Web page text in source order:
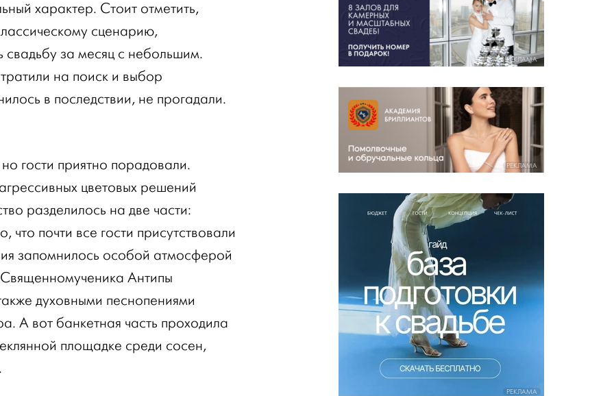
характер. Стоит отметить,
сценарию,
свадьбу за месяц с небольшим.
на поиск и выбор
в последствии, не прогадали.
гости приятно порадовали.
цветовых решений
разделилось на две части:
что почти все гости присутствовали
запомнилось особой атмосферой
Антипы
духовными песнопениями
А вот банкетная часть проходила
площадке среди сосен,
РЕКЛАМА
РЕКЛАМА
РЕКЛАМА